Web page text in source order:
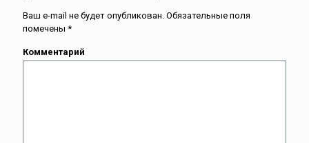
Ваш e-mail не будет опубликован. Обязательные поля
помечены *
Комментарий